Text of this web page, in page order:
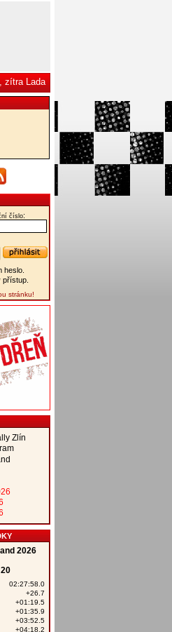
zítra Lada
číslo:
heslo.
stránku!
Zlín